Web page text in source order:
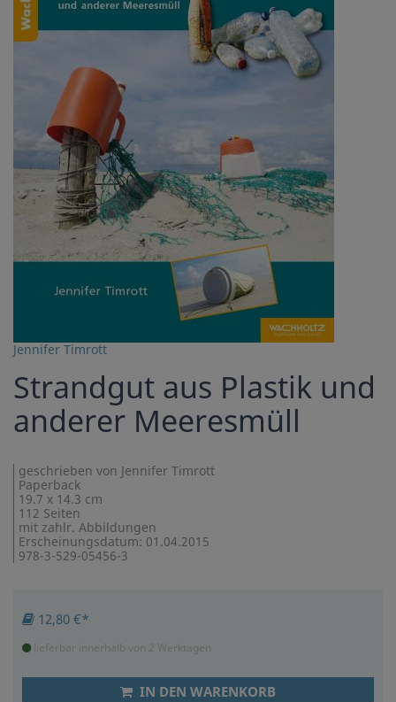
Jennifer Timrott
Strandgut aus Plastik und
anderer Meeresmüll
geschrieben von Jennifer Timrott
Paperback
19.7 x 14.3 cm
112 Seiten
mit zahlr. Abbildungen
Erscheinungsdatum: 01.04.2015
978-3-529-05456-3
12,80 €*
lieferbar innerhalb von 2 Werktagen
IN DEN WARENKORB